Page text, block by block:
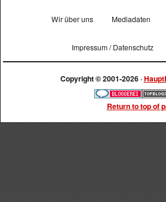
Wir über uns Mediadaten
Impressum / Datenschutz
Copyright © 2001-2026 ·
Return to top of